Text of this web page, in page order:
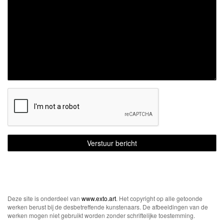
Deze site is onderdeel van www.exto.art. Het copyright op alle getoonde
werken berust bij de desbetreffende kunstenaars. De afbeeldingen van de
werken mogen niet gebruikt worden zonder schriftelijke toestemming.